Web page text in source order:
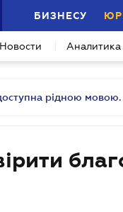
БИЗНЕСУ
Новости Аналитика
рідною мовою.